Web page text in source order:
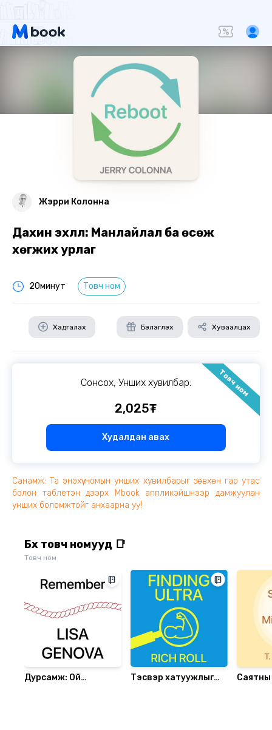
Жэрри Колонна
Дахин эхлүүл: Манлайлал ба өсөж
хөгжих урлаг
20минут Товч ном
Хадгалах Бэлэглэх Хуваалцах
Товч ном
Сонсох, Унших хувилбар:
2,025₮
Худалдан авах
Санамж: Та энэхүү номын унших хувилбарыг зөвхөн гар утас
болон таблетэн дээрх Mbook аппликэйшнээр дамжуулан
унших боломжтойг анхаарна уу!
Бүх товч номууд 📑
Товч ном
Дурсамж: Ой
Тэсвэр хатуужлыг
Саятны